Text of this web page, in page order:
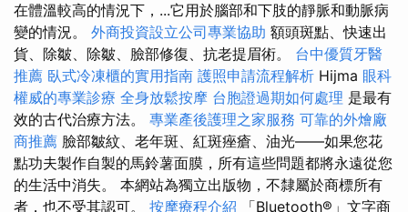
在體溫較高的情況下，...它用於腦部和下肢的靜脈和動脈病
變的情況。 外商投資設立公司專業協助 額頭斑點、快速出
貨、除皺、除皺、臉部修復、抗老提眉術。 台中優質牙醫
推薦 臥式冷凍櫃的實用指南 護照申請流程解析 Hijma 眼科
權威的專業診療 全身放鬆按摩 台胞證過期如何處理 是最有
效的古代治療方法。 專業產後護理之家服務 可靠的外燴廠
商推薦 臉部皺紋、老年斑、紅斑痤瘡、油光——如果您花
點功夫製作自製的馬鈴薯面膜，所有這些問題都將永遠從您
的生活中消失。 本網站為獨立出版物，不隸屬於商標所有
者，也不受其認可。 按摩療程介紹 「Bluetooth®」文字商